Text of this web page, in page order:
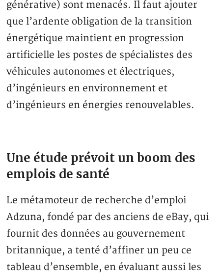
générative) sont menacés. Il faut ajouter
que l’ardente obligation de la transition
énergétique maintient en progression
artificielle les postes de spécialistes des
véhicules autonomes et électriques,
d’ingénieurs en environnement et
d’ingénieurs en énergies renouvelables.
Une étude prévoit un boom des
emplois de santé
Le métamoteur de recherche d’emploi
Adzuna, fondé par des anciens de eBay, qui
fournit des données au gouvernement
britannique, a tenté d’affiner un peu ce
tableau d’ensemble, en évaluant aussi les